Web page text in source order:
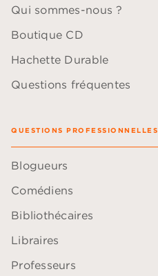
Qui sommes-nous ?
Boutique CD
Hachette Durable
Questions fréquentes
QUESTIONS PROFESSIONNELLES
Blogueurs
Comédiens
Bibliothécaires
Libraires
Professeurs